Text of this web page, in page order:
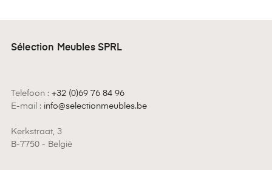
Sélection Meubles SPRL
Telefoon : +32 (0)69 76 84 96
E-mail : info@selectionmeubles.be
Kerkstraat, 3
B-7750 - België